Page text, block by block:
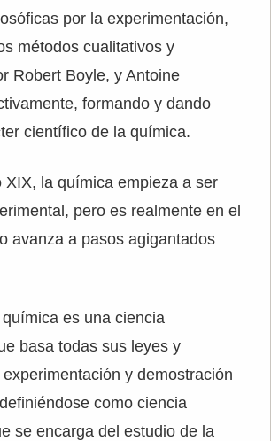
por la experimentación,
métodos cualitativos y
Robert Boyle, y Antoine
formando y dando
científico de la química.
XIX, la química empieza a ser
pero es realmente en el
avanza a pasos agigantados
es una ciencia
basa todas sus leyes y
y demostración
como ciencia
se encarga del estudio de la